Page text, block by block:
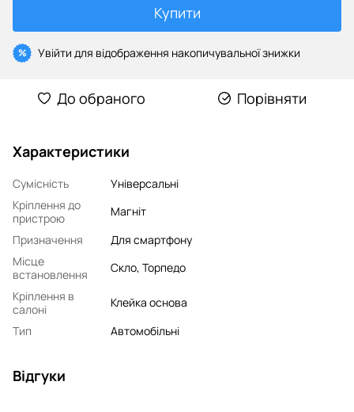
Купити
% Увійти для відображення накопичувальної знижки
До обраного Порівняти
Характеристики
Сумісність
Універсальні
Кріплення до
пристрою
Магніт
Призначення
Для смартфону
Місце
встановлення
Скло, Торпедо
Кріплення в
салоні
Клейка основа
Тип
Автомобільні
Відгуки